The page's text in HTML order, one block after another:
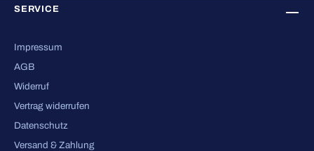
SERVICE
Impressum
AGB
Widerruf
Vertrag widerrufen
Datenschutz
Versand & Zahlung